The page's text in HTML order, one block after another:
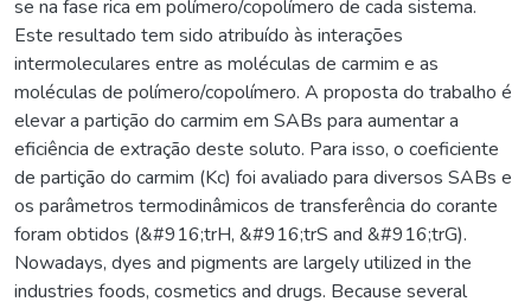
se na fase rica em polímero/copolímero de cada sistema.
Este resultado tem sido atribuído às interações
intermoleculares entre as moléculas de carmim e as
moléculas de polímero/copolímero. A proposta do trabalho é
elevar a partição do carmim em SABs para aumentar a
eficiência de extração deste soluto. Para isso, o coeficiente
de partição do carmim (Kc) foi avaliado para diversos SABs e
os parâmetros termodinâmicos de transferência do corante
foram obtidos (&#916;trH, &#916;trS and &#916;trG).
Nowadays, dyes and pigments are largely utilized in the
industries foods, cosmetics and drugs. Because several